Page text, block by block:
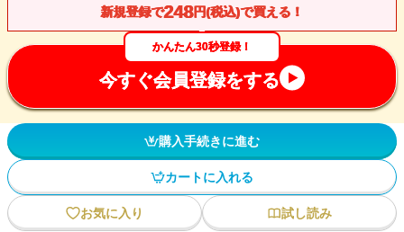
新規登録で248円(税込)で買える！
かんたん30秒登録！
今すぐ会員登録をする
購入手続きに進む
カートに入れる
お気に入り
試し読み